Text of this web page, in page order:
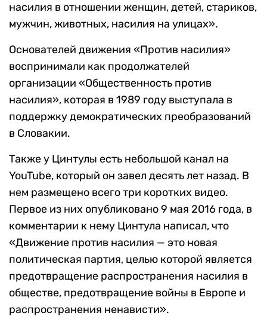
насилия в отношении женщин, детей, стариков,
мужчин, животных, насилия на улицах».
Основателей движения «Против насилия»
воспринимали как продолжателей
организации «Общественность против
насилия», которая в 1989 году выступала в
поддержку демократических преобразований
в Словакии.
Также у Цинтулы есть небольшой канал на
YouTube, который он завел десять лет назад. В
нем размещено всего три коротких видео.
Первое из них опубликовано 9 мая 2016 года, в
комментарии к нему Цинтула написал, что
«Движение против насилия — это новая
политическая партия, целью которой является
предотвращение распространения насилия в
обществе, предотвращение войны в Европе и
распространения ненависти».